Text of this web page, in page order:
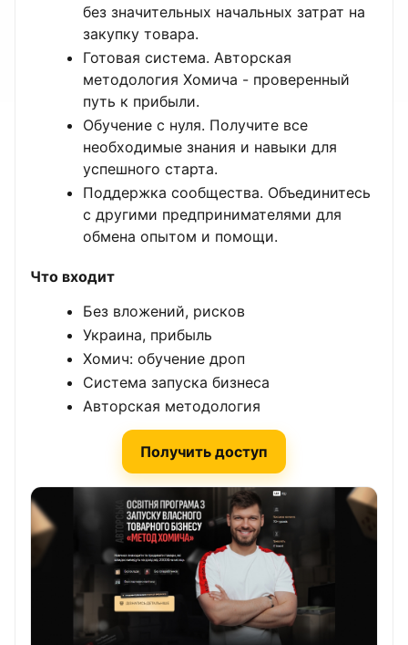
без значительных начальных затрат на
закупку товара.
Готовая система. Авторская
методология Хомича - проверенный
путь к прибыли.
Обучение с нуля. Получите все
необходимые знания и навыки для
успешного старта.
Поддержка сообщества. Объединитесь
с другими предпринимателями для
обмена опытом и помощи.
Что входит
Без вложений, рисков
Украина, прибыль
Хомич: обучение дроп
Система запуска бизнеса
Авторская методология
Получить доступ